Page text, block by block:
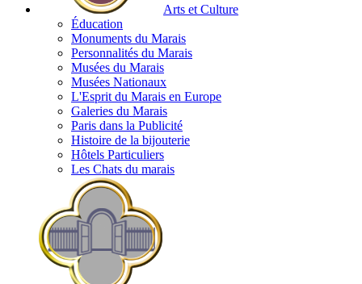
Arts et Culture
Éducation
Monuments du Marais
Personnalités du Marais
Musées du Marais
Musées Nationaux
L'Esprit du Marais en Europe
Galeries du Marais
Paris dans la Publicité
Histoire de la bijouterie
Hôtels Particuliers
Les Chats du marais